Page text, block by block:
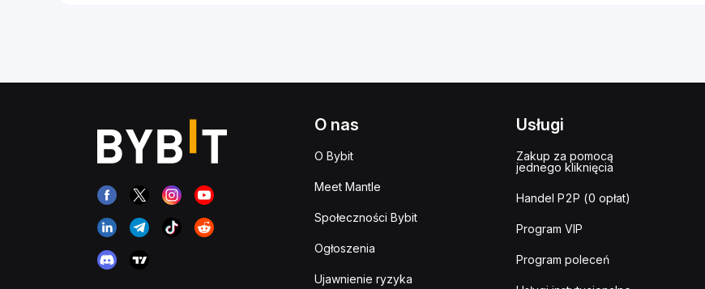
O nas
O Bybit
Meet Mantle
Społeczności Bybit
Ogłoszenia
Ujawnienie ryzyka
Usługi
Zakup za pomocą
jednego kliknięcia
Handel P2P (0 opłat)
Program VIP
Program poleceń